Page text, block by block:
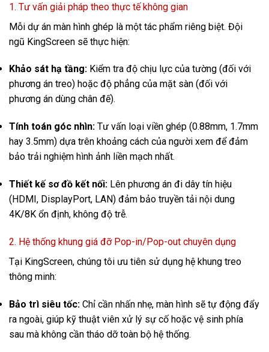
1. Tư vấn giải pháp theo thực tế không gian
Mỗi dự án màn hình ghép là một tác phẩm riêng biệt. Đội
ngũ KingScreen sẽ thực hiện:
Khảo sát hạ tầng: Kiểm tra độ chịu lực của tường (đối với
phương án treo) hoặc độ phẳng của mặt sàn (đối với
phương án dùng chân đế).
Tính toán góc nhìn: Tư vấn loại viền ghép (0.88mm, 1.7mm
hay 3.5mm) dựa trên khoảng cách của người xem để đảm
bảo trải nghiệm hình ảnh liền mạch nhất.
Thiết kế sơ đồ kết nối: Lên phương án đi dây tín hiệu
(HDMI, DisplayPort, LAN) đảm bảo truyền tải nội dung
4K/8K ổn định, không độ trễ.
2. Hệ thống khung giá đỡ Pop-in/Pop-out chuyên dụng
Tại KingScreen, chúng tôi ưu tiên sử dụng hệ khung treo
thông minh:
Bảo trì siêu tốc: Chỉ cần nhấn nhẹ, màn hình sẽ tự động đẩy
ra ngoài, giúp kỹ thuật viên xử lý sự cố hoặc vệ sinh phía
sau mà không cần tháo dỡ toàn bộ hệ thống.